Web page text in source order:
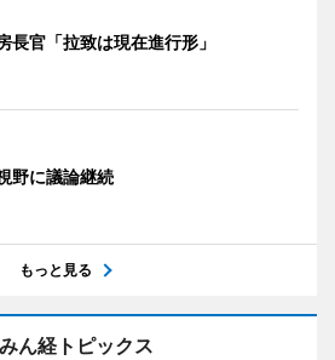
長官「拉致は現在進行形」
野に議論継続
もっと見る
みん経トピックス